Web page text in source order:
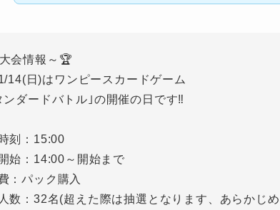
会情報～🏆
14(日)はワンピースカードゲーム
ンダードバトル｣の開催の日です‼️
刻：15:00
始：14:00～開始まで
：パック購入
数：32名(超えた際は抽選となります、あらかじ